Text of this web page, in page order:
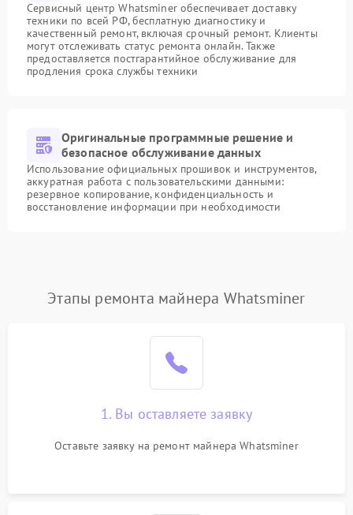
Сервисный центр Whatsminer обеспечивает доставку
техники по всей РФ, бесплатную диагностику и
качественный ремонт, включая срочный ремонт. Клиенты
могут отслеживать статус ремонта онлайн. Также
предоставляется постгарантийное обслуживание для
продления срока службы техники
Оригинальные программные решение и
безопасное обслуживание данных
Использование официальных прошивок и инструментов,
аккуратная работа с пользовательскими данными:
резервное копирование, конфиденциальность и
восстановление информации при необходимости
Этапы ремонта майнера Whatsminer
1. Вы оставляете заявку
Оставьте заявку на ремонт майнера Whatsminer